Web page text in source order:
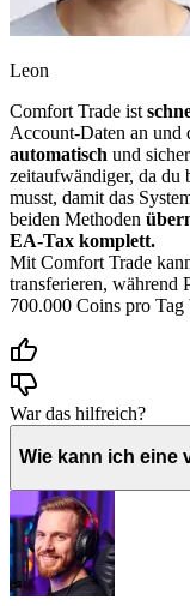
Leon
Comfort Trade ist
Account-Daten an und
automatisch und
zeitaufwändiger, da du
musst, damit das
beiden Methoden
EA-Tax komplett.
Mit Comfort Trade
transferieren, während
700.000 Coins pro Tag
War das hilfreich?
Wie kann ich eine